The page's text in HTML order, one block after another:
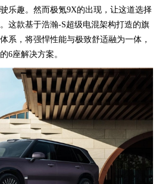
乐趣。然而极氪9X的出现，让这道选择
这款基于浩瀚-S超级电混架构打造的旗
系，将强悍性能与极致舒适融为一体，
6座解决方案。